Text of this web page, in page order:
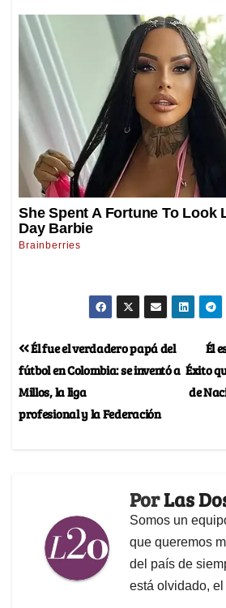
Él
Éxito
de
Él fue el verdadero papá del
fútbol en Colombia: se inventó a
Millos, la liga
profesional y la Federación
PorLas
Somos un
que queremos
del país de
está olvidado,